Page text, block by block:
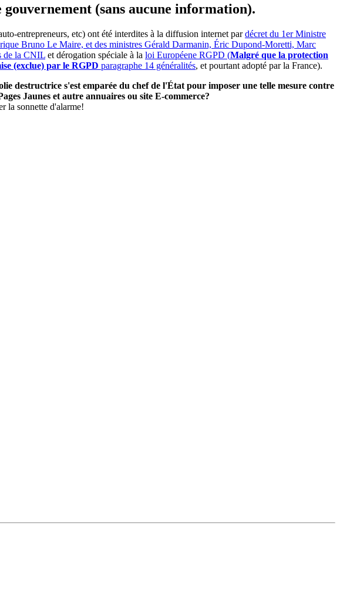
(sans aucune information).
entrepreneurs, etc) ont été interdites à la diffusion internet pardécret du 1er Ministre
Bruno Le Maire, et des ministres Gérald Darmanin, Éric Dupond-Moretti, Marc
de la CNIL et dérogation spéciale à la loi Européene RGPD (Malgré que la protection
(exclue) par le RGPD paragraphe 14 généralités, et pourtant adopté par la France).
s'est emparée du chef de l'État pour imposer une telle mesure contre
Jaunes et autre annuaires ou site E-commerce?
la sonnette d'alarme!